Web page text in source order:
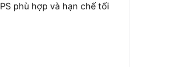
phù hợp và hạn chế tối